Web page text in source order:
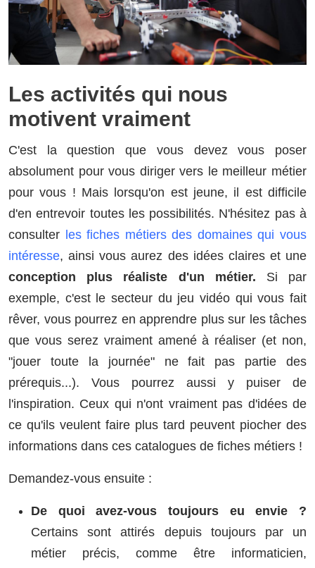
Les activités qui nous
motivent vraiment
C'est la question que vous devez vous poser
absolument pour vous diriger vers le meilleur métier
pour vous ! Mais lorsqu'on est jeune, il est difficile
d'en entrevoir toutes les possibilités. N'hésitez pas à
consulter les fiches métiers des domaines qui vous
intéresse, ainsi vous aurez des idées claires et une
conception plus réaliste d'un métier. Si par
exemple, c'est le secteur du jeu vidéo qui vous fait
rêver, vous pourrez en apprendre plus sur les tâches
que vous serez vraiment amené à réaliser (et non,
"jouer toute la journée" ne fait pas partie des
prérequis...). Vous pourrez aussi y puiser de
l'inspiration. Ceux qui n'ont vraiment pas d'idées de
ce qu'ils veulent faire plus tard peuvent piocher des
informations dans ces catalogues de fiches métiers !
Demandez-vous ensuite :
De quoi avez-vous toujours eu envie ?
Certains sont attirés depuis toujours par un
métier précis, comme être informaticien,